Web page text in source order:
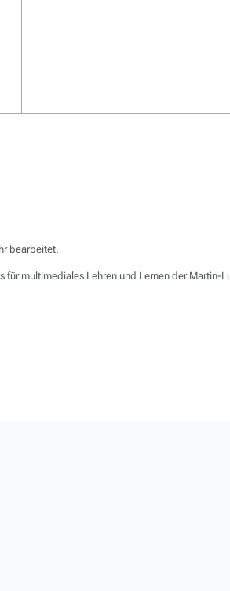
bearbeitet.
für multimediales Lehren und Lernen der Martin-